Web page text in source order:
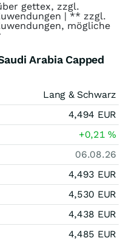
gettex, zzgl.
| ** zzgl.
mögliche
Arabia Capped
Lang & Schwarz
4,494 EUR
+0,21%
06.08.26
4,493 EUR
4,530 EUR
4,438 EUR
4,485 EUR